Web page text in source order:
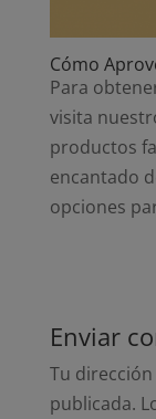
Cómo
Para
visita
productos
encantado
opciones
Enviar
Tu
publicada.